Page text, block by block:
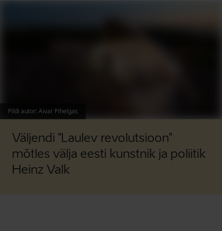
Pildi autor: Aivar Pihelgas
Väljendi "Laulev revolutsioon"
mõtles välja eesti kunstnik ja poliitik
Heinz Valk